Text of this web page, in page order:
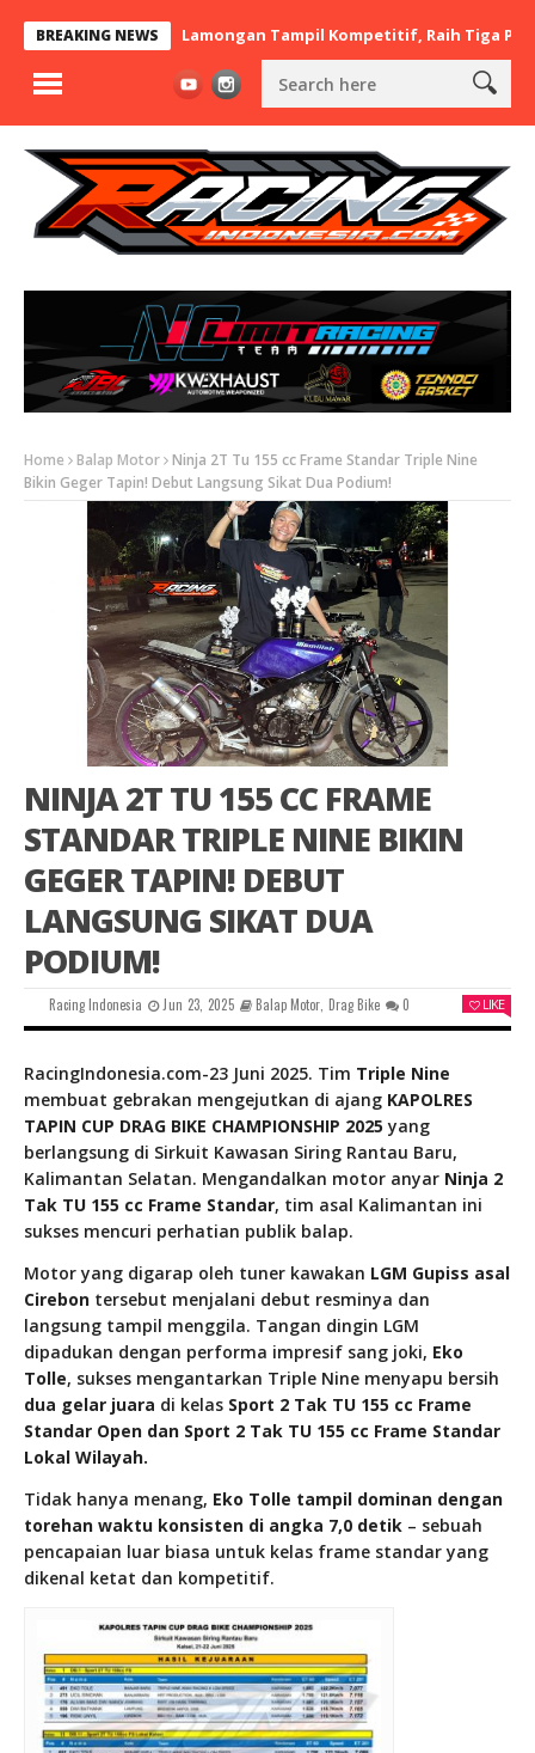
BREAKING NEWS
BaraBere Asal Lamongan Tampil Kompetitif, Raih Tiga Podium
Home Balap Motor Ninja 2T Tu 155 cc Frame Standar Triple Nine
Bikin Geger Tapin! Debut Langsung Sikat Dua Podium!
NINJA 2T TU 155 CC FRAME
STANDAR TRIPLE NINE BIKIN
GEGER TAPIN! DEBUT
LANGSUNG SIKAT DUA
PODIUM!
Racing Indonesia Jun 23, 2025 Balap Motor, Drag Bike 0 LIKE
RacingIndonesia.com-23 Juni 2025. Tim Triple Nine
membuat gebrakan mengejutkan di ajang KAPOLRES
TAPIN CUP DRAG BIKE CHAMPIONSHIP 2025 yang
berlangsung di Sirkuit Kawasan Siring Rantau Baru,
Kalimantan Selatan. Mengandalkan motor anyar Ninja 2
Tak TU 155 cc Frame Standar, tim asal Kalimantan ini
sukses mencuri perhatian publik balap.
Motor yang digarap oleh tuner kawakan LGM Gupiss asal
Cirebon tersebut menjalani debut resminya dan
langsung tampil menggila. Tangan dingin LGM
dipadukan dengan performa impresif sang joki, Eko
Tolle, sukses mengantarkan Triple Nine menyapu bersih
dua gelar juara di kelas Sport 2 Tak TU 155 cc Frame
Standar Open dan Sport 2 Tak TU 155 cc Frame Standar
Lokal Wilayah.
Tidak hanya menang, Eko Tolle tampil dominan dengan
torehan waktu konsisten di angka 7,0 detik – sebuah
pencapaian luar biasa untuk kelas frame standar yang
dikenal ketat dan kompetitif.